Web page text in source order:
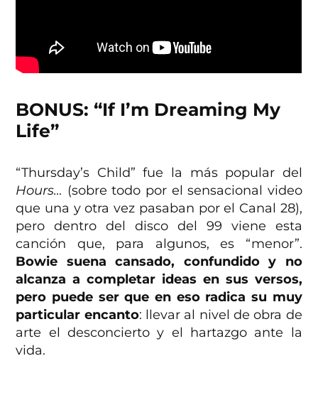
BONUS: “If I’m Dreaming My
Life”
“Thursday’s Child” fue la más popular del
Hours… (sobre todo por el sensacional video
que una y otra vez pasaban por el Canal 28),
pero dentro del disco del 99 viene esta
canción que, para algunos, es “menor”.
Bowie suena cansado, confundido y no
alcanza a completar ideas en sus versos,
pero puede ser que en eso radica su muy
particular encanto: llevar al nivel de obra de
arte el desconcierto y el hartazgo ante la
vida.